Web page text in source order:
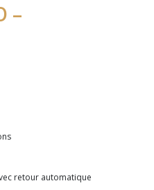
–
retour automatique